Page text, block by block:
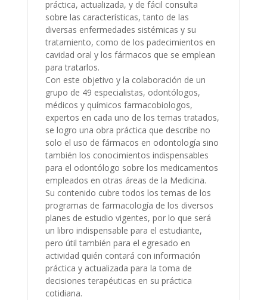
práctica, actualizada, y de fácil consulta
sobre las características, tanto de las
diversas enfermedades sistémicas y su
tratamiento, como de los padecimientos en
cavidad oral y los fármacos que se emplean
para tratarlos.
Con este objetivo y la colaboración de un
grupo de 49 especialistas, odontólogos,
médicos y químicos farmacobiologos,
expertos en cada uno de los temas tratados,
se logro una obra práctica que describe no
solo el uso de fármacos en odontología sino
también los conocimientos indispensables
para el odontólogo sobre los medicamentos
empleados en otras áreas de la Medicina.
Su contenido cubre todos los temas de los
programas de farmacología de los diversos
planes de estudio vigentes, por lo que será
un libro indispensable para el estudiante,
pero útil también para el egresado en
actividad quién contará con información
práctica y actualizada para la toma de
decisiones terapéuticas en su práctica
cotidiana.